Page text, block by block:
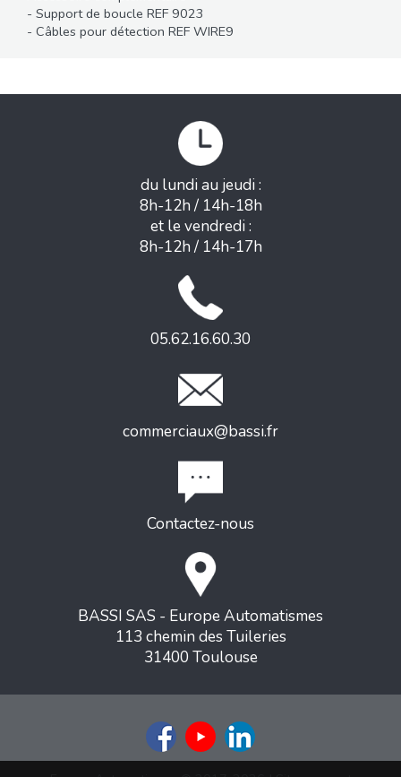
- Support de boucle REF 9023
- Câbles pour détection REF WIRE9
du lundi au jeudi :
8h-12h / 14h-18h
et le vendredi :
8h-12h / 14h-17h
05.62.16.60.30
commerciaux@bassi.fr
Contactez-nous
BASSI SAS - Europe Automatismes
113 chemin des Tuileries
31400 Toulouse